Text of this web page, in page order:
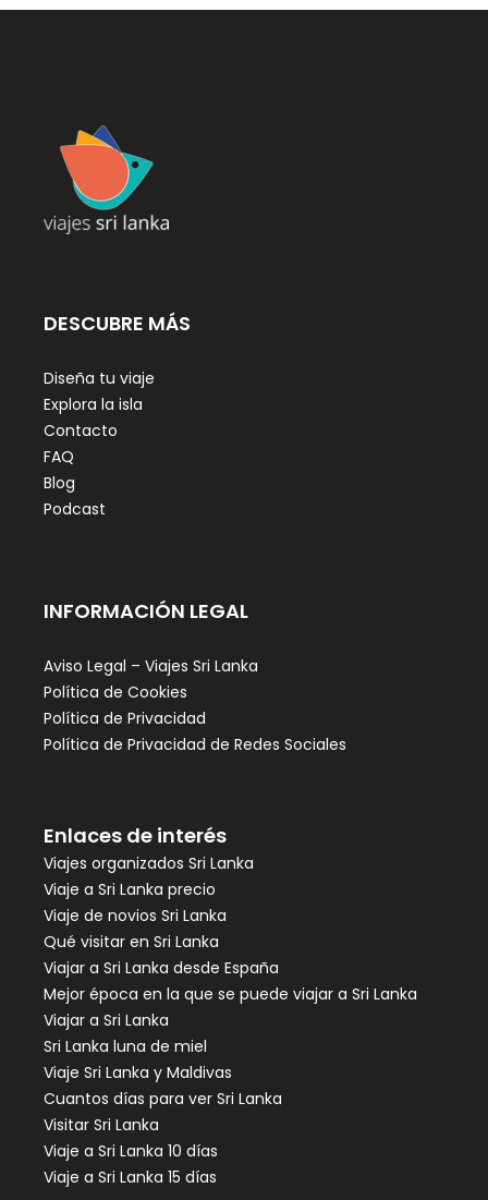
DESCUBRE MÁS
Diseña tu viaje
Explora la isla
Contacto
FAQ
Blog
Podcast
INFORMACIÓN LEGAL
Aviso Legal – Viajes Sri Lanka
Política de Cookies
Política de Privacidad
Política de Privacidad de Redes Sociales
Enlaces de interés
Viajes organizados Sri Lanka
Viaje a Sri Lanka precio
Viaje de novios Sri Lanka
Qué visitar en Sri Lanka
Viajar a Sri Lanka desde España
Mejor época en la que se puede viajar a Sri Lanka
Viajar a Sri Lanka
Sri Lanka luna de miel
Viaje Sri Lanka y Maldivas
Cuantos días para ver Sri Lanka
Visitar Sri Lanka
Viaje a Sri Lanka 10 días
Viaje a Sri Lanka 15 días